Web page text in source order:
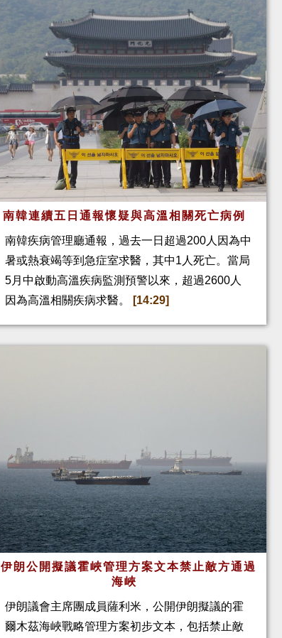
南韓連續五日通報懷疑與高溫相關死亡病例
南韓疾病管理廳通報，過去一日超過200人因為中
暑或熱衰竭等到急症室求醫，其中1人死亡。當局
5月中啟動高溫疾病監測預警以來，超過2600人
因為高溫相關疾病求醫。
[14:29]
伊朗公開擬議霍峽管理方案文本禁止敵方通過
海峽
伊朗議會主席團成員薩利米，公開伊朗擬議的霍
爾木茲海峽戰略管理方案初步文本，包括禁止敵